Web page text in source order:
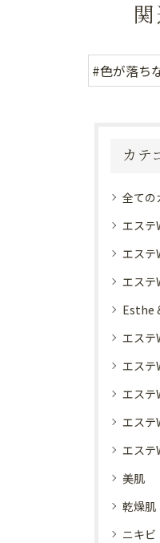
#色が落ち
カテ
全ての
エステ
エステ
エステ
Esthe
エステ
エステ
エステ
エステ
エステ
美肌
乾燥肌
ニキビ